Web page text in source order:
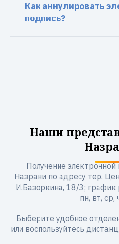
Как аннулировать
подпись?
Наши
Получение
Назрани по адресу тер.
И.Базоркина, 18/3;
пн, вт, ср,
Выберите удобное
или воспользуйтесь